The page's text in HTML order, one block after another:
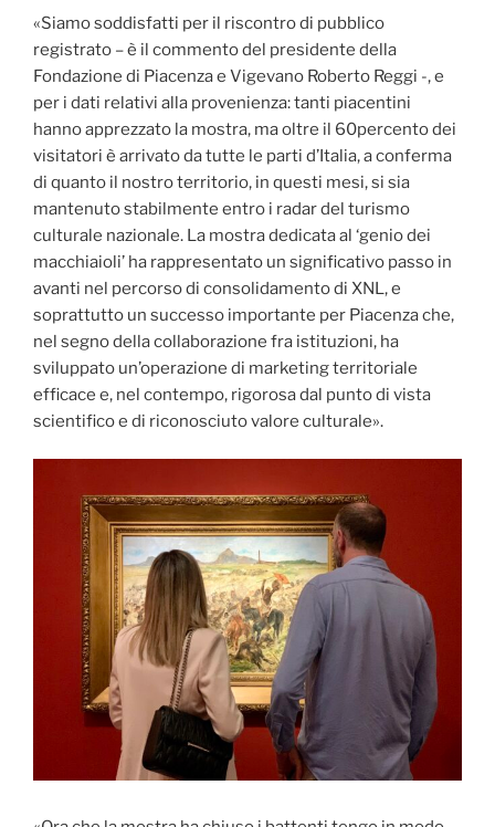
«Siamo soddisfatti per il riscontro di pubblico
registrato – è il commento del presidente della
Fondazione di Piacenza e Vigevano Roberto Reggi -, e
per i dati relativi alla provenienza: tanti piacentini
hanno apprezzato la mostra, ma oltre il 60percento dei
visitatori è arrivato da tutte le parti d’Italia, a conferma
di quanto il nostro territorio, in questi mesi, si sia
mantenuto stabilmente entro i radar del turismo
culturale nazionale. La mostra dedicata al ‘genio dei
macchiaioli’ ha rappresentato un significativo passo in
avanti nel percorso di consolidamento di XNL, e
soprattutto un successo importante per Piacenza che,
nel segno della collaborazione fra istituzioni, ha
sviluppato un’operazione di marketing territoriale
efficace e, nel contempo, rigorosa dal punto di vista
scientifico e di riconosciuto valore culturale».